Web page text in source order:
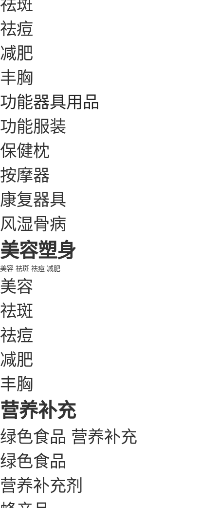
祛痘
减肥
丰胸
功能器具用品
功能服装
保健枕
按摩器
康复器具
风湿骨病
美容塑身
美容 祛斑 祛痘 减肥
美容
祛斑
祛痘
减肥
丰胸
营养补充
绿色食品 营养补充
绿色食品
营养补充剂